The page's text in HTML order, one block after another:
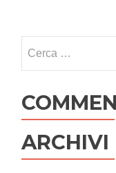
per:
ARCHIVI